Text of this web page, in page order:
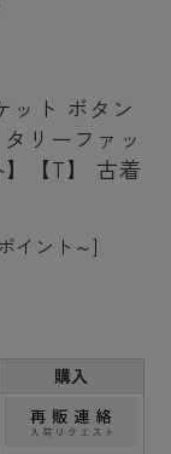
ット ボタン
リーファッ
【T】 古着
イント～]
購入